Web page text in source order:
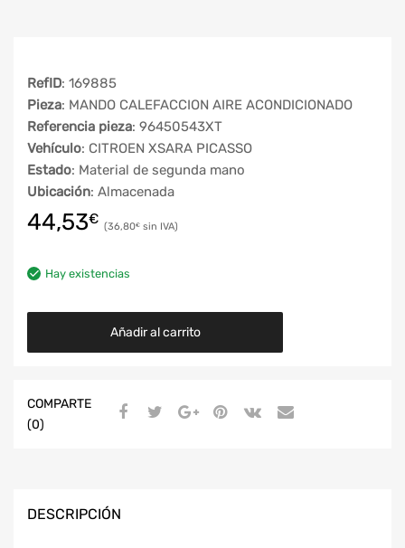
RefID: 169885
Pieza: MANDO CALEFACCION AIRE ACONDICIONADO
Referencia pieza: 96450543XT
Vehículo: CITROEN XSARA PICASSO
Estado: Material de segunda mano
Ubicación: Almacenada
44,53€ 36,80€
Hay existencias
Añadir al carrito
COMPARTE
(0)
DESCRIPCIÓN